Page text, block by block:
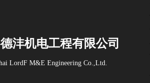
沣机电工程有限公司
LordF M&E Engineering Co.,Ltd.